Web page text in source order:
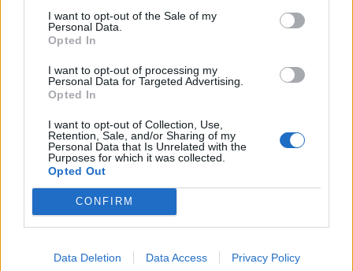
I want to opt-out of the Sale of my
Personal Data.
Opted In
I want to opt-out of processing my
Personal Data for Targeted Advertising.
Opted In
I want to opt-out of Collection, Use,
Retention, Sale, and/or Sharing of my
Personal Data that Is Unrelated with the
Purposes for which it was collected.
Opted Out
CONFIRM
Data Deletion Data Access Privacy Policy
Staran luetuimmat